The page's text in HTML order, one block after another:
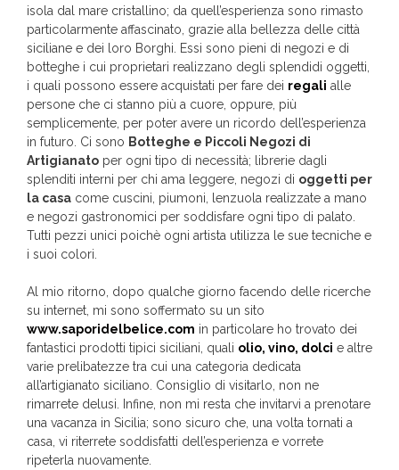
isola dal mare cristallino; da quell’esperienza sono rimasto
particolarmente affascinato, grazie alla bellezza delle città
siciliane e dei loro Borghi. Essi sono pieni di negozi e di
botteghe i cui proprietari realizzano degli splendidi oggetti,
i quali possono essere acquistati per fare dei regali alle
persone che ci stanno più a cuore, oppure, più
semplicemente, per poter avere un ricordo dell’esperienza
in futuro. Ci sono Botteghe e Piccoli Negozi di
Artigianato per ogni tipo di necessità; librerie dagli
splenditi interni per chi ama leggere, negozi di oggetti per
la casa come cuscini, piumoni, lenzuola realizzate a mano
e negozi gastronomici per soddisfare ogni tipo di palato.
Tutti pezzi unici poichè ogni artista utilizza le sue tecniche e
i suoi colori.
Al mio ritorno, dopo qualche giorno facendo delle ricerche
su internet, mi sono soffermato su un sito
www.saporidelbelice.com in particolare ho trovato dei
fantastici prodotti tipici siciliani, quali olio, vino, dolci e altre
varie prelibatezze tra cui una categoria dedicata
all’artigianato siciliano. Consiglio di visitarlo, non ne
rimarrete delusi. Infine, non mi resta che invitarvi a prenotare
una vacanza in Sicilia; sono sicuro che, una volta tornati a
casa, vi riterrete soddisfatti dell’esperienza e vorrete
ripeterla nuovamente.